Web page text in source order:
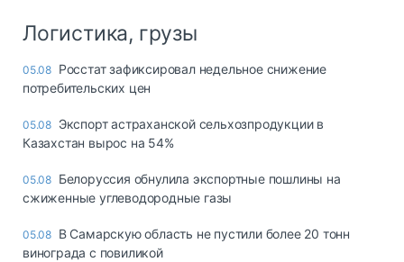
Логистика, грузы
05.08 Росстат зафиксировал недельное снижение
потребительских цен
05.08 Экспорт астраханской сельхозпродукции в
Казахстан вырос на 54%
05.08 Белоруссия обнулила экспортные пошлины на
сжиженные углеводородные газы
05.08 В Самарскую область не пустили более 20 тонн
винограда с повиликой